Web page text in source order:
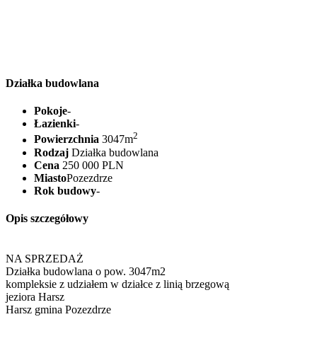
Działka budowlana
Pokoje-
Łazienki-
Powierzchnia 3047m2
Rodzaj Działka budowlana
Cena 250 000 PLN
MiastoPozezdrze
Rok budowy-
Opis szczegółowy
NA SPRZEDAŻ
Działka budowlana o pow. 3047m2
kompleksie z udziałem w działce z linią brzegową
jeziora Harsz
Harsz gmina Pozezdrze